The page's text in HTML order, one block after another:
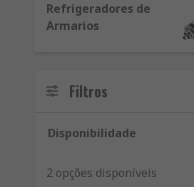
Refrigeradores de
Armarios
Filtros
Disponibilidade
2 opções disponíveis